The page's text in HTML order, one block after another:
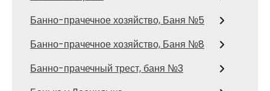
Банно-прачечное хозяйство, Баня №5
Банно-прачечное хозяйство, Баня №8
Банно-прачечный трест, баня №3